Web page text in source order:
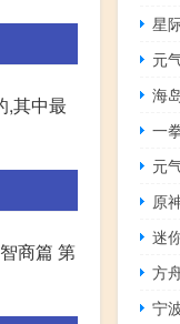
,其中最
商篇 第
星
元
海
一
元
原
迷
方
宁